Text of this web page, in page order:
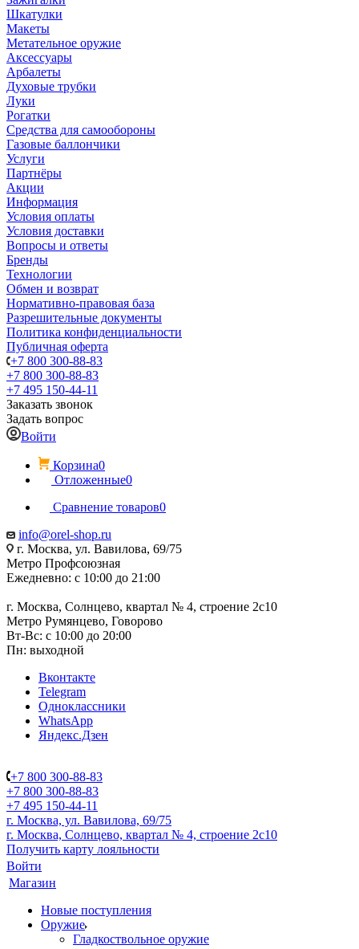
Шкатулки
Макеты
Метательное оружие
Аксессуары
Арбалеты
Духовые трубки
Луки
Рогатки
Средства для самообороны
Газовые баллончики
Услуги
Партнёры
Акции
Информация
Условия оплаты
Условия доставки
Вопросы и ответы
Бренды
Технологии
Обмен и возврат
Нормативно-правовая база
Разрешительные документы
Политика конфиденциальности
Публичная оферта
+7 800 300-88-83
+7 800 300-88-83
+7 495 150-44-11
Заказать звонок
Задать вопрос
Войти
Корзина0
Отложенные0
Сравнение товаров0
info@orel-shop.ru
г. Москва, ул. Вавилова, 69/75
Метро Профсоюзная
Ежедневно: с 10:00 до 21:00
г. Москва, Солнцево, квартал № 4, строение 2с10
Метро Румянцево, Говорово
Вт-Вс: с 10:00 до 20:00
Пн: выходной
Вконтакте
Telegram
Одноклассники
WhatsApp
Яндекс.Дзен
+7 800 300-88-83
+7 800 300-88-83
+7 495 150-44-11
г. Москва, ул. Вавилова, 69/75
г. Москва, Солнцево, квартал № 4, строение 2с10
Получить карту лояльности
Войти
Магазин
Новые поступления
Оружие
Гладкоствольное оружие